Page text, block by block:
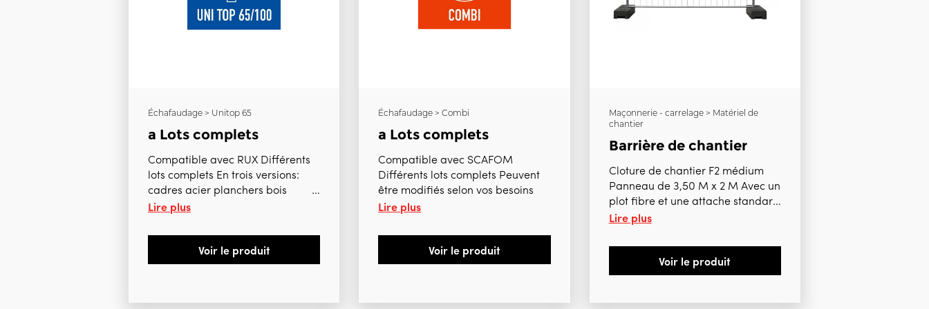
Échafaudage > Unitop 65
a Lots complets
Compatible avec RUX Différents
lots complets En trois versions:
cadres acier planchers bois
cadres alu planchers
planchers alu Peuvent être
modifiés selon vos besoins
Lire plus
Voir le produit
Échafaudage > Combi
a Lots complets
Compatible avec SCAFOM
Différents lots complets Peuvent
être modifiés selon vos besoins
Lire plus
Voir le produit
Maçonnerie - carrelage > Matériel de
chantier
Barrière de chantier
Cloture de chantier F2 médium
Panneau de 3,50 M x 2 M Avec un
plot fibre et une attache standard
inclus A la pièce
pièces 66,00 € htva / pce A
partir de 37 pièces 63,00 € htva
/ pce
Lire plus
Voir le produit